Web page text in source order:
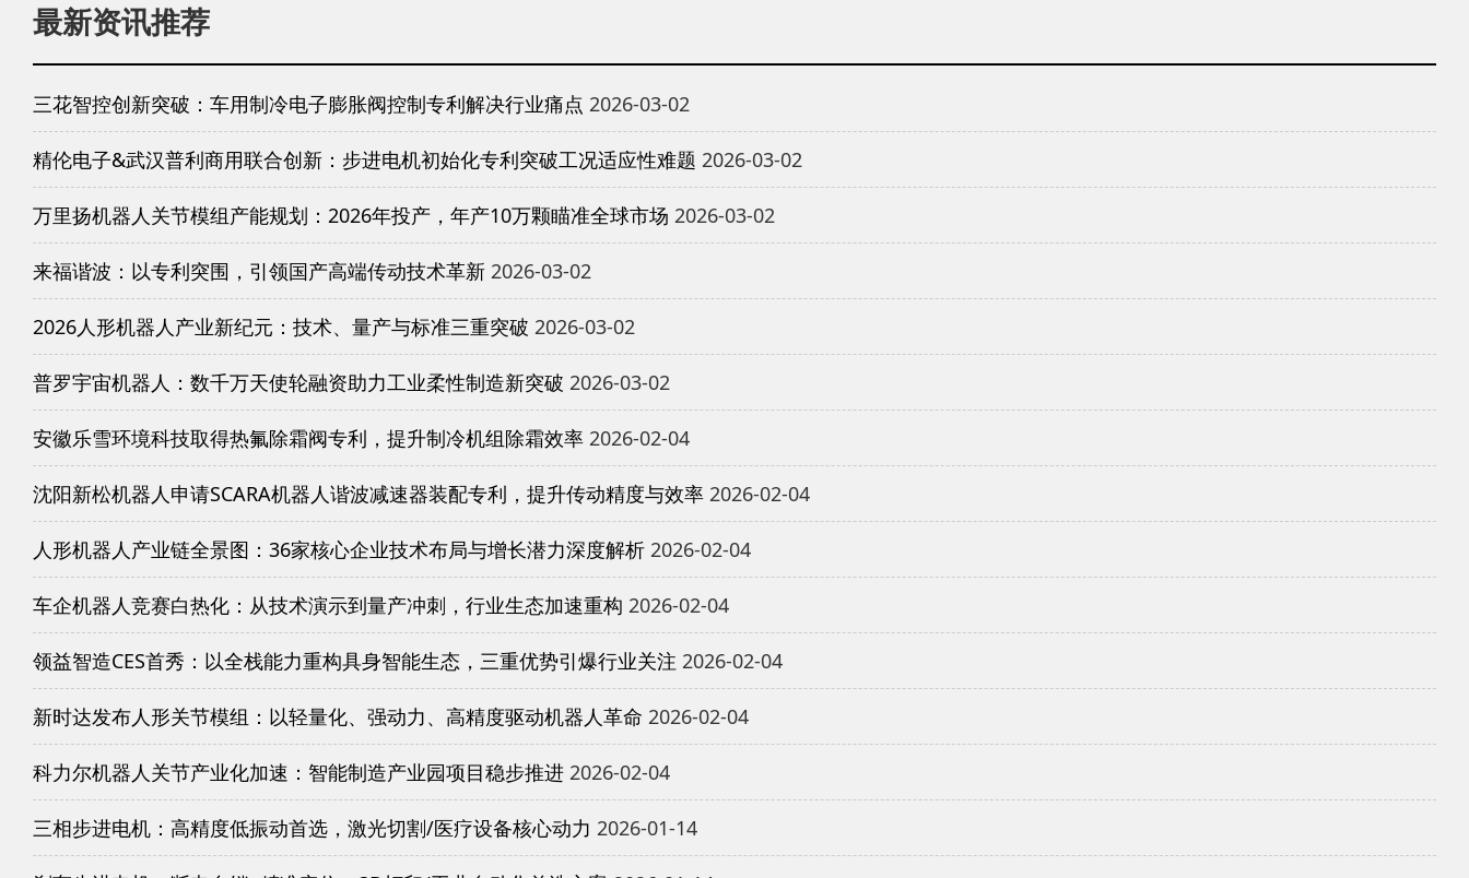
最新资讯推荐
三花智控创新突破：车用制冷电子膨胀阀控制专利解决行业痛点 2026-03-02
精伦电子&武汉普利商用联合创新：步进电机初始化专利突破工况适应性难题 2026-03-02
万里扬机器人关节模组产能规划：2026年投产，年产10万颗瞄准全球市场 2026-03-02
来福谐波：以专利突围，引领国产高端传动技术革新 2026-03-02
2026人形机器人产业新纪元：技术、量产与标准三重突破 2026-03-02
普罗宇宙机器人：数千万天使轮融资助力工业柔性制造新突破 2026-03-02
安徽乐雪环境科技取得热氟除霜阀专利，提升制冷机组除霜效率 2026-02-04
沈阳新松机器人申请SCARA机器人谐波减速器装配专利，提升传动精度与效率 2026-02-04
人形机器人产业链全景图：36家核心企业技术布局与增长潜力深度解析 2026-02-04
车企机器人竞赛白热化：从技术演示到量产冲刺，行业生态加速重构 2026-02-04
领益智造CES首秀：以全栈能力重构具身智能生态，三重优势引爆行业关注 2026-02-04
新时达发布人形关节模组：以轻量化、强动力、高精度驱动机器人革命 2026-02-04
科力尔机器人关节产业化加速：智能制造产业园项目稳步推进 2026-02-04
三相步进电机：高精度低振动首选，激光切割/医疗设备核心动力 2026-01-14